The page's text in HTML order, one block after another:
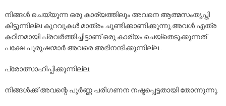
നിങ്ങൾ ചെയ്യുന്ന ഒരു കാര്യത്തിലും അവനെ ആത്മസംതൃപ്തി
കിട്ടുന്നില്ല കുറവുകൾ മാത്രം ചൂണ്ടിക്കാണിക്കുന്നു.അവൾ എത്ര
കഠിനമായി പ്രവർത്തിച്ചിട്ടാണ് ഒരു കാര്യം ചെയ്തെടുക്കുന്നത്
പക്ഷേ പുരുഷന്മാർ അവരെ അഭിനന്ദിക്കുന്നില്ല..
പ്രോത്സാഹിപ്പിക്കുന്നില്ല.
നിങ്ങൾക്ക് അവന്റെ പൂർണ്ണ പരിഗണന നഷ്ടപ്പെട്ടതായി തോന്നുന്നു.